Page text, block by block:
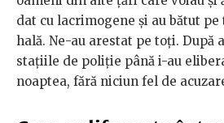
dat cu lacrimogene şi au bătut
hală. Ne-au arestat pe toţi. După
staţiile de poliţie până i-au
noaptea, fără niciun fel de